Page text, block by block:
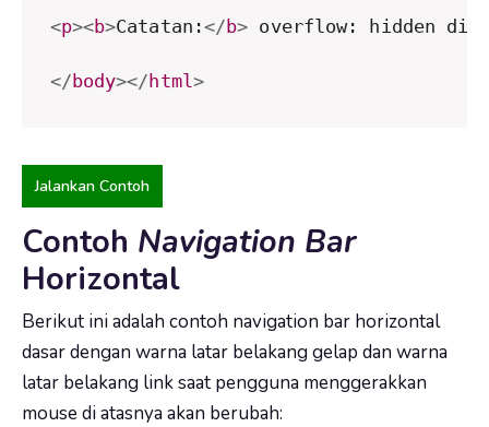
<p><b>Catatan:</b> overflow: hidden
</body></html >
Jalankan Contoh
Contoh Navigation Bar
Horizontal
Berikut ini adalah contoh navigation bar horizontal
dasar dengan warna latar belakang gelap dan warna
latar belakang link saat pengguna menggerakkan
mouse di atasnya akan berubah: